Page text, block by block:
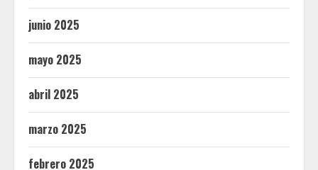
junio 2025
mayo 2025
abril 2025
marzo 2025
febrero 2025